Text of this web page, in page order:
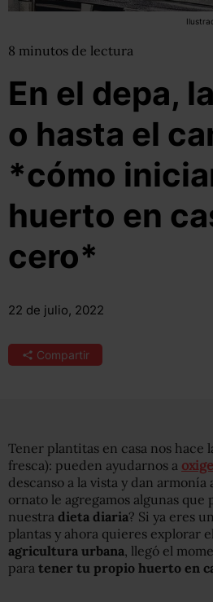
8 minutos de lectura
En el depa,
o hasta el
*cómo
huerto en
cero*
22 de julio, 2022
Compartir
Tener plantitas en casa nos hace
fresca): pueden ayudarnos a
descanso a la vista y dan armonía
ornato le agregamos algunas que
nuestra dieta diaria? Si ya eres
plantas y ahora quieres explorar
agricultura urbana, llegó el
para tener tu propio huerto en